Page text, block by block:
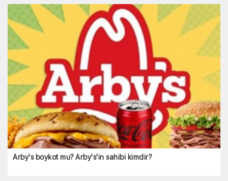
Arby's boykot mu? Arby's'in sahibi kimdir?